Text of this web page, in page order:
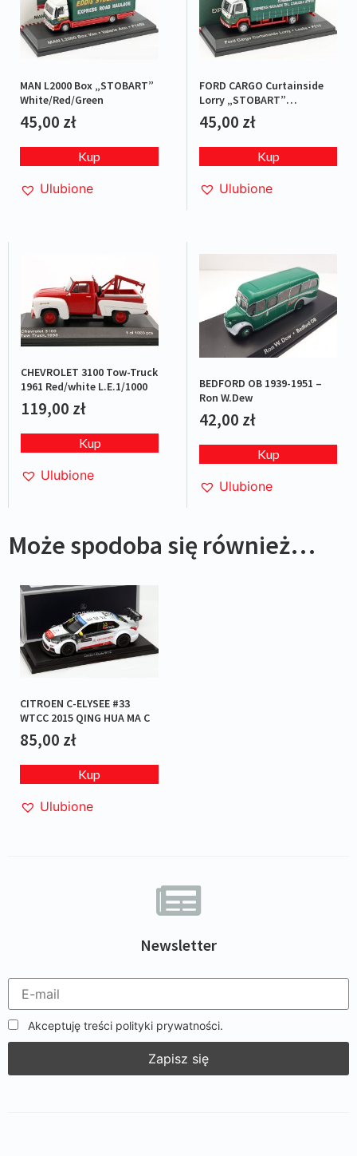
Newsletter
Akceptuję treści polityki prywatności.
MAN L2000 Box „STOBART”
White/Red/Green
45,00 zł
Kup
Ulubione
FORD CARGO Curtainside
Lorry „STOBART”
Green/Red
45,00 zł
Kup
Ulubione
CHEVROLET 3100 Tow-Truck
1961 Red/white L.E.1/1000
119,00 zł
Kup
Ulubione
BEDFORD OB 1939-1951 –
Ron W.Dew
42,00 zł
Kup
Ulubione
Może spodoba się również…
CITROEN C-ELYSEE #33
WTCC 2015 QING HUA MA C
85,00 zł
Kup
Ulubione